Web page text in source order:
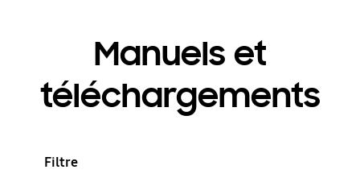
Manuels et
téléchargements
Filtre